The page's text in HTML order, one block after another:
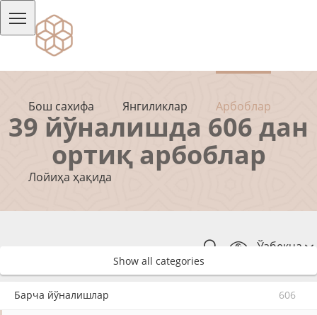
Бош сахифа Янгиликлар Арбоблар
Лойиҳа ҳақида
Ўзбекча
39 йўналишда 606 дан
ортиқ арбоблар
Show all categories
Барча йўналишлар 606